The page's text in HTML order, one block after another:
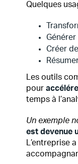
Quelques
Créer
Les outils
pour
temps à
Un exemple
est devenue
L’entreprise